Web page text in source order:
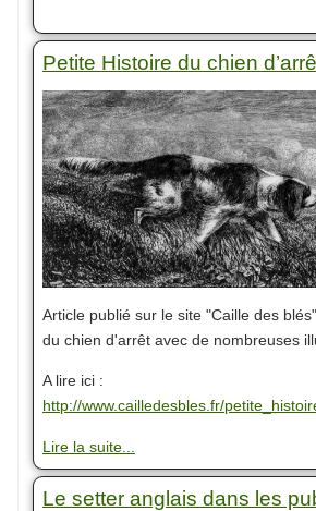
Petite Histoire du chien
Article publié sur le site "Caille des
du chien d'arrêt avec de nombreuses
A lire ici :
http://www.cailledesbles.fr/
Lire la suite...
Le setter anglais dans les